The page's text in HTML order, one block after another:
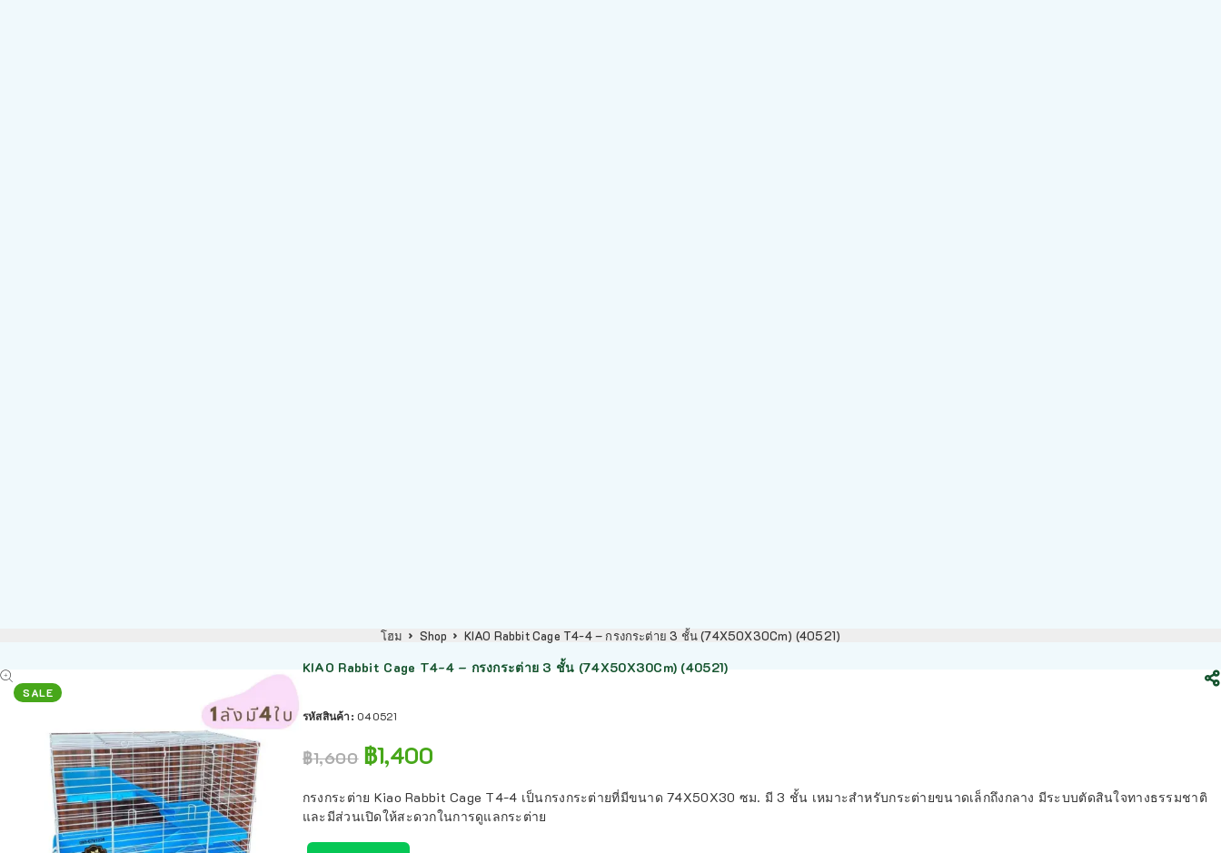
โฮม Shop KIAO Rabbit Cage T4-4 – กรงกระต่าย 3 ชั้น (74X50X30Cm) (40521)
SALE
KIAO Rabbit Cage T4-4 – กรงกระต่าย 3 ชั้น (74X50X30Cm) (40521)
รหัสสินค้า: 040521
฿1,600 ฿1,400
กรงกระต่าย Kiao Rabbit Cage T4-4 เป็นกรงกระต่ายที่มีขนาด 74X50X30 ซม. มี 3 ชั้น เหมาะสำหรับกระต่ายขนาดเล็กถึงกลาง มีระบบตัดสินใจทางธรรมชาติ
และมีส่วนเปิดให้สะดวกในการดูแลกระต่าย